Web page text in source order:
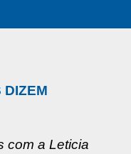
DIZEM
com a Leticia